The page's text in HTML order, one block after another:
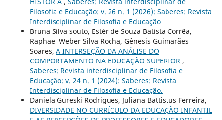
HISTÓRIA , Saberes: Revista interdisciplinar de
Filosofia e Educação: v. 26 n. 1 (2026): Saberes: Revista
Interdisciplinar de Filosofia e Educação
Bruna Silva souto, Estér de Souza Batista Corrêa,
Raphael Weber Silva Rocha, Gênesis Guimarães
Soares, A INTERSEÇÃO DA ANÁLISE DO
COMPORTAMENTO NA EDUCAÇÃO SUPERIOR ,
Saberes: Revista interdisciplinar de Filosofia e
Educação: v. 24 n. 1 (2024): Saberes: Revista
Interdisciplinar de Filosofia e Educação.
Daniela Gureski Rodrigues, Juliana Battistus Ferreira,
DIVERSIDADE NO CURRÍCULO DA EDUCAÇÃO INFANTIL